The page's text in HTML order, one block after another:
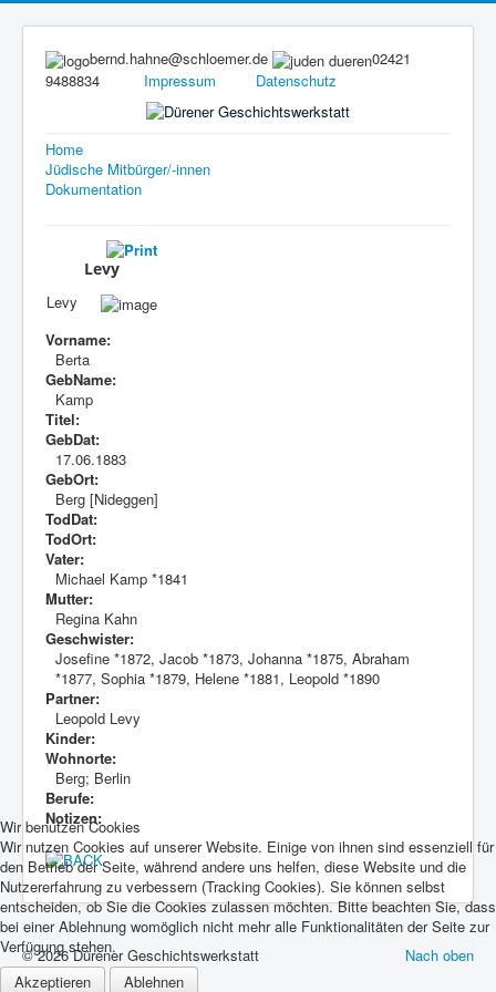
bernd.hahne@schloemer.de
02421
9488834 Impressum Datenschutz
Home
Jüdische Mitbürger/-innen
Dokumentation
Levy
Levy
Vorname:
Berta
GebName:
Kamp
Titel:
GebDat:
17.06.1883
GebOrt:
Berg [Nideggen]
TodDat:
TodOrt:
Vater:
Michael Kamp *1841
Mutter:
Regina Kahn
Geschwister:
Josefine *1872, Jacob *1873, Johanna *1875, Abraham
*1877, Sophia *1879, Helene *1881, Leopold *1890
Partner:
Leopold Levy
Kinder:
Wohnorte:
Berg; Berlin
Berufe:
Notizen:
Nach oben
© 2026 Dürener Geschichtswerkstatt
Wir benutzen Cookies
Wir nutzen Cookies auf unserer Website. Einige von ihnen sind essenziell für
den Betrieb der Seite, während andere uns helfen, diese Website und die
Nutzererfahrung zu verbessern (Tracking Cookies). Sie können selbst
entscheiden, ob Sie die Cookies zulassen möchten. Bitte beachten Sie, dass
bei einer Ablehnung womöglich nicht mehr alle Funktionalitäten der Seite zur
Verfügung stehen.
Akzeptieren
Ablehnen